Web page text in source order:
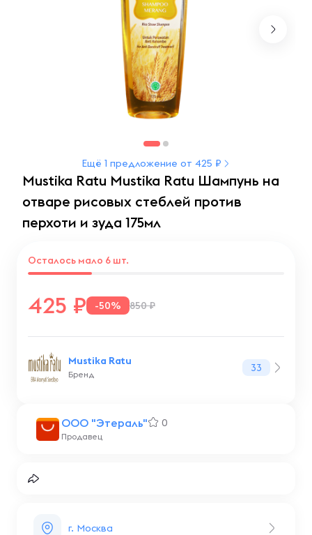
Ещё 1 предложение от 425 ₽
Mustika Ratu Mustika Ratu Шампунь на
отваре рисовых стеблей против
перхоти и зуда 175мл
ООО "Этераль" 0
Продавец
425 -50% 850 ₽
Осталось мало 6 шт.
Mustika Ratu
Бренд
33
г. Москва